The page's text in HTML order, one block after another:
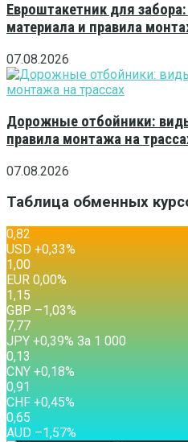
Евроштакетник для
материала и правила
07.08.2026
Дорожные отбойники:
правила монтажа на
07.08.2026
Таблица обменных
0,82
USD +0,33%
1,00
EUR 0,00%
1,15
GBP –1,03%
7,77
JPY +0,39% За 1 000
0,13
CNY +0,18%
0,91
CHF +0,45%
0,65
AUD –1,57%